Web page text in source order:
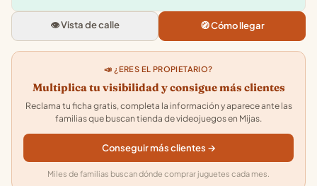
C. Malaga, 32, 29650 Mijas,
★★★★★4.3· 138
👁️ Vista de calle 🧭 Cómo llegar
📣 ¿ERES EL PROPIETARIO?
Multiplica tu visibilidad y consigue más clientes
Reclama tu ficha gratis, completa la información y aparece ante las
familias que buscan tienda de videojuegos en Mijas.
Conseguir más clientes →
Miles de familias buscan dónde comprar juguetes cada mes.